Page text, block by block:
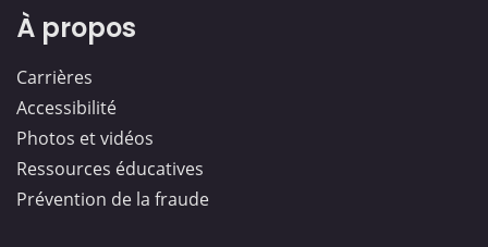
À propos
Carrières
Accessibilité
Photos et vidéos
Ressources éducatives
Prévention de la fraude